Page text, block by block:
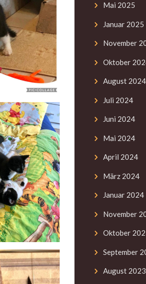
Mai 2025
Januar 2025
November
Oktober
August 2024
Juli 2024
Juni 2024
Mai 2024
April 2024
März 2024
Januar 2024
November
Oktober
September
August 2023